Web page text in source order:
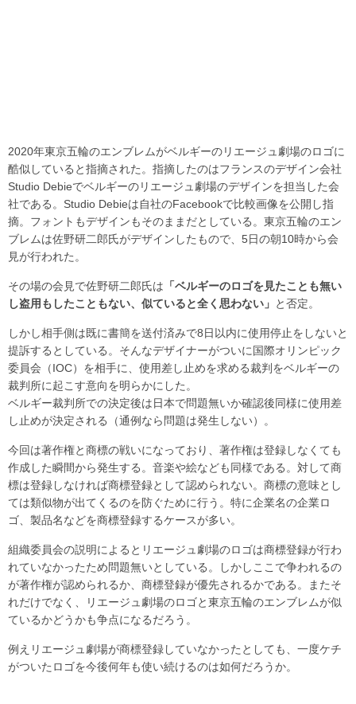
2020年東京五輪のエンブレムがベルギーのリエージュ劇場のロゴに
酷似していると指摘された。指摘したのはフランスのデザイン会社
Studio Debieでベルギーのリエージュ劇場のデザインを担当した会
社である。Studio Debieは自社のFacebookで比較画像を公開し指
摘。フォントもデザインもそのままだとしている。東京五輪のエン
ブレムは佐野研二郎氏がデザインしたもので、5日の朝10時から会
見が行われた。
その場の会見で佐野研二郎氏は 「ベルギーのロゴを見たことも無い
し盗用もしたこともない、似ていると全く思わない」 と否定。
しかし相手側は既に書簡を送付済みで8日以内に使用停止をしないと
提訴するとしている。そんなデザイナーがついに国際オリンピック
委員会（IOC）を相手に、使用差し止めを求める裁判をベルギーの
裁判所に起こす意向を明らかにした。
ベルギー裁判所での決定後は日本で問題無いか確認後同様に使用差
し止めが決定される（通例なら問題は発生しない）。
今回は著作権と商標の戦いになっており、著作権は登録しなくても
作成した瞬間から発生する。音楽や絵なども同様である。対して商
標は登録しなければ商標登録として認められない。商標の意味とし
ては類似物が出てくるのを防ぐために行う。特に企業名の企業ロ
ゴ、製品名などを商標登録するケースが多い。
組織委員会の説明によるとリエージュ劇場のロゴは商標登録が行わ
れていなかったため問題無いとしている。しかしここで争われるの
が著作権が認められるか、商標登録が優先されるかである。またそ
れだけでなく、リエージュ劇場のロゴと東京五輪のエンブレムが似
ているかどうかも争点になるだろう。
例えリエージュ劇場が商標登録していなかったとしても、一度ケチ
がついたロゴを今後何年も使い続けるのは如何だろうか。